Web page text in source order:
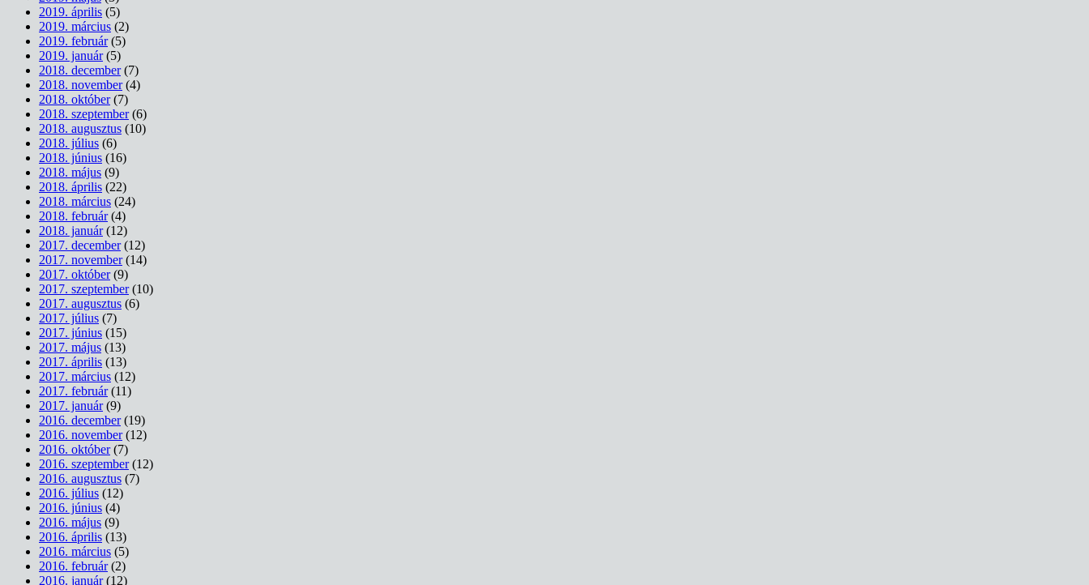
2019. április (5)
2019. március (2)
2019. február(5)
2019. január(5)
2018. december(7)
2018. november(4)
2018. október(7)
2018. szeptember(6)
2018. augusztus (10)
2018. július (6)
2018. június (16)
2018. május (9)
2018. április (22)
2018. március (24)
2018. február(4)
2018. január(12)
2017. december(12)
2017. november(14)
2017. október(9)
2017. szeptember(10)
2017. augusztus (6)
2017. július (7)
2017. június (15)
2017. május (13)
2017. április (13)
2017. március (12)
2017. február(11)
2017. január(9)
2016. december(19)
2016. november(12)
2016. október(7)
2016. szeptember(12)
2016. augusztus (7)
2016. július (12)
2016. június (4)
2016. május (9)
2016. április (13)
2016. március (5)
2016. február(2)
2016. január(12)